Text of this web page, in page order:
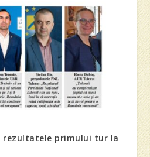
rezultatele primului tur la